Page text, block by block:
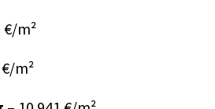
€/m²
m²